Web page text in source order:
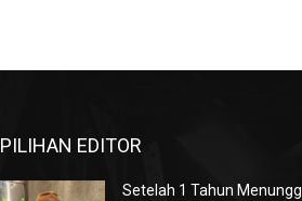
PILIHAN EDITOR
Setelah 1 Tahun